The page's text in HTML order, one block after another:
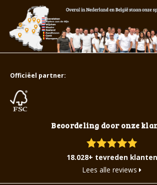
Beoordeling door onze
18.028+ tevreden klanten
Lees alle reviews
Officiëel partner: